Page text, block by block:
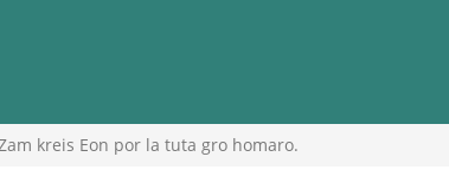
kreis Eon por la tuta gro homaro.